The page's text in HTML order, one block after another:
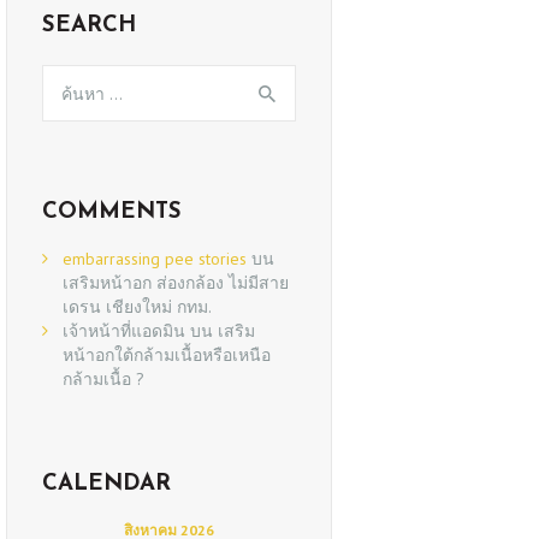
SEARCH
สำหรับ:
COMMENTS
embarrassing pee stories บน
เสริมหน้าอก ส่องกล้อง ไม่มีสาย
เดรน เชียงใหม่ กทม.
เจ้าหน้าที่แอดมิน บน เสริม
หน้าอกใต้กล้ามเนื้อหรือเหนือ
กล้ามเนื้อ ?
CALENDAR
สิงหาคม 2026